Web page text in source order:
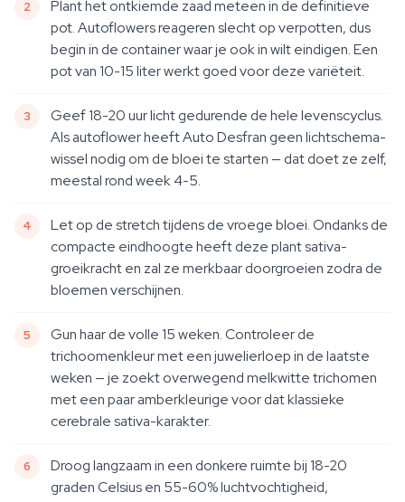
Plant het ontkiemde zaad meteen in de definitieve
pot. Autoflowers reageren slecht op verpotten, dus
begin in de container waar je ook in wilt eindigen. Een
pot van 10-15 liter werkt goed voor deze variëteit.
Geef 18-20 uur licht gedurende de hele levenscyclus.
Als autoflower heeft Auto Desfran geen lichtschema-
wissel nodig om de bloei te starten — dat doet ze zelf,
meestal rond week 4-5.
Let op de stretch tijdens de vroege bloei. Ondanks de
compacte eindhoogte heeft deze plant sativa-
groeikracht en zal ze merkbaar doorgroeien zodra de
bloemen verschijnen.
Gun haar de volle 15 weken. Controleer de
trichoomenkleur met een juwelierloep in de laatste
weken — je zoekt overwegend melkwitte trichomen
met een paar amberkleurige voor dat klassieke
cerebrale sativa-karakter.
Droog langzaam in een donkere ruimte bij 18-20
graden Celsius en 55-60% luchtvochtigheid,